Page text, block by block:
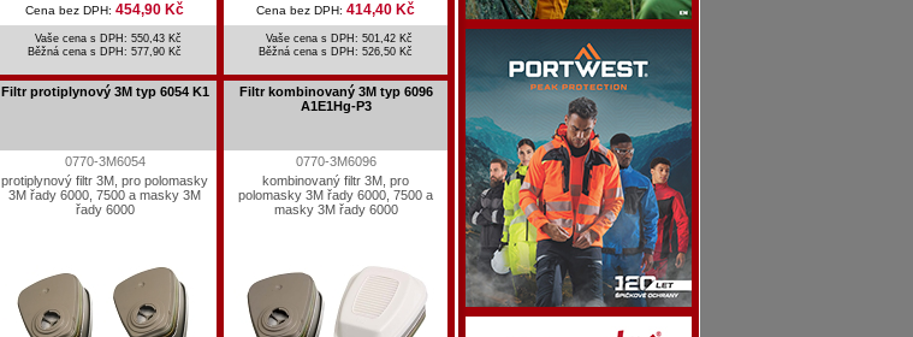
Cena bez DPH: 454,90 Kč
Vaše cena s DPH: 550,43 Kč
Běžná cena s DPH: 577,90 Kč
Cena bez DPH: 414,40 Kč
Vaše cena s DPH: 501,42 Kč
Běžná cena s DPH: 526,50 Kč
Filtr protiplynový 3M typ 6054 K1
0770-3M6054
protiplynový filtr 3M, pro polomasky
3M řady 6000, 7500 a masky 3M
řady 6000
Filtr kombinovaný 3M typ 6096
A1E1Hg-P3
0770-3M6096
kombinovaný filtr 3M, pro
polomasky 3M řady 6000, 7500 a
masky 3M řady 6000